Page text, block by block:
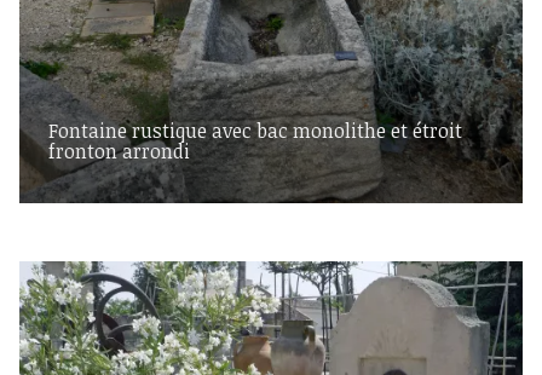
Fontaine rustique avec bac monolithe et étroit
fronton arrondi